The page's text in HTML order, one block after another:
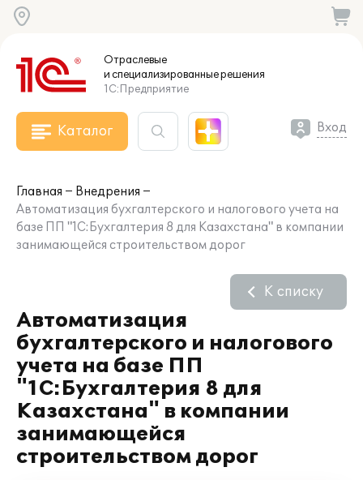
Отраслевые
и специализированныерешения
1С:Предприятие
Каталог Вход
Главная
Внедрения
Автоматизация бухгалтерского и налогового учета на
базе ПП "1С:Бухгалтерия 8 для Казахстана" в компании
занимающейся строительством дорог
Автоматизация
бухгалтерского и налогового
учета на базе ПП
"1С:Бухгалтерия 8 для
Казахстана" в компании
занимающейся
строительством дорог
К списку